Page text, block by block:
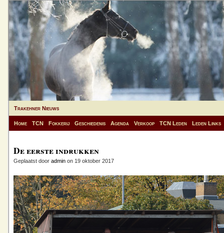
Trakehner Nieuws
Home TCN Fokkerij Geschiedenis Agenda Verkoop TCN Leden Leden Links
De eerste indrukken
Geplaatst door admin on 19 oktober 2017